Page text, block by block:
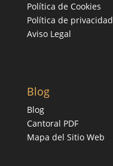
Política de Cookies
Política de privacidad
Aviso Legal
Blog
Blog
Cantoral PDF
Mapa del Sitio Web